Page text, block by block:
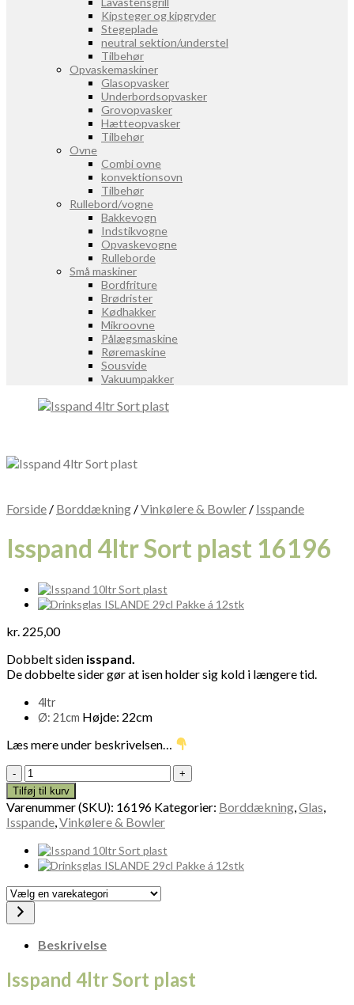
Kipsteger og kipgryder
Stegeplade
neutral sektion/understel
Tilbehør
Opvaskemaskiner
Glasopvasker
Underbordsopvasker
Grovopvasker
Hætteopvasker
Tilbehør
Ovne
Combi ovne
konvektionsovn
Tilbehør
Rullebord/vogne
Bakkevogn
Indstikvogne
Opvaskevogne
Rulleborde
Små maskiner
Bordfriture
Brødrister
Kødhakker
Mikroovne
Pålægsmaskine
Røremaskine
Sousvide
Vakuumpakker
Forside / Borddækning /Vinkølere & Bowler / Isspande
Isspand 4ltr Sort plast 16196
kr. 225,00
Dobbelt siden isspand.
De dobbelte sider gør at isen holder sig kold i længere tid.
4ltr
Ø: 21cm Højde: 22cm
Læs mere under beskrivelsen…
Isspand
4ltr
Sort
plast
16196
antal
Tilføj til kurv
Varenummer (SKU): 16196 Kategorier: Borddækning,Glas,
Isspande,Vinkølere & Bowler
Vælg
en
varekategori
Beskrivelse
Isspand 4ltr Sort plast